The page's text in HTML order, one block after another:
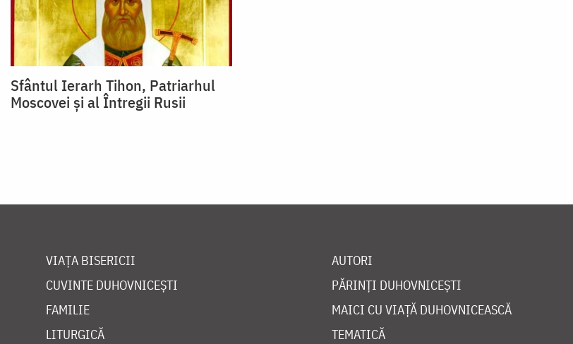
Sfântul Ierarh Tihon, Patriarhul
Moscovei și al Întregii Rusii
VIAȚA BISERICII
CUVINTE DUHOVNICEȘTI
FAMILIE
LITURGICĂ
AUTORI
PĂRINȚI DUHOVNICEȘTI
MAICI CU VIAȚĂ DUHOVNICEASCĂ
TEMATICĂ